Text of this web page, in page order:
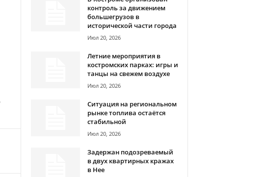
контроль за движением
большегрузов в
исторической части города
Июл 20, 2026
Летние мероприятия в
костромских парках: игры и
танцы на свежем воздухе
Июл 20, 2026
Ситуация на региональном
рынке топлива остаётся
стабильной
Июл 20, 2026
Задержан подозреваемый
в двух квартирных кражах
в Нее